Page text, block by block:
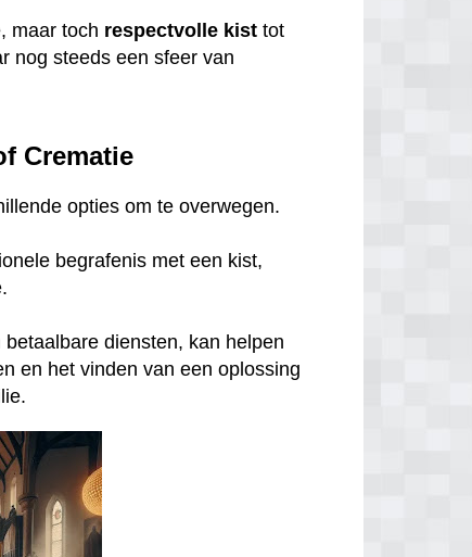
maar toch respectvolle kist tot
nog steeds een sfeer van
Crematie
opties om te overwegen.
begrafenis met een kist,
diensten, kan helpen
en het vinden van een oplossing